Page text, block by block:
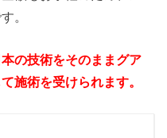
。
本の技術をそのままグア
施術を受けられます。